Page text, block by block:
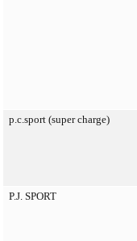
p.c.sport (super charge)
P.J. SPORT